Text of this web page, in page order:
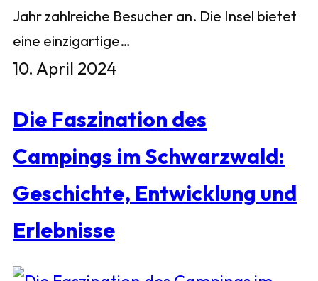
Jahr zahlreiche Besucher an. Die Insel bietet
eine einzigartige…
10. April 2024
Die Faszination des
Campings im Schwarzwald:
Geschichte, Entwicklung und
Erlebnisse